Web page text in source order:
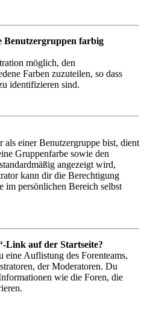
Benutzergruppen farbig
möglich, den
Farben zuzuteilen, so dass
identifizieren sind.
einer Benutzergruppe bist, dient
Gruppenfarbe sowie den
angezeigt wird,
kann dir die Berechtigung
im persönlichen Bereich selbst
Link auf der Startseite?
eine Auflistung des Forenteams,
der Moderatoren. Du
wie die Foren, die